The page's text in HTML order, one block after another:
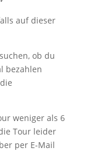
auf dieser
ob du
bezahlen
weniger als 6
Tour leider
per E-Mail